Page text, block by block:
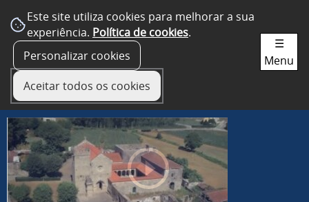
Este site utiliza cookies para melhorar a sua
experiência. Política de cookies.
Personalizar cookies
Aceitar todos os cookies
☰
Menu